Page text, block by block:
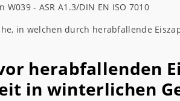
- ASR A1.3/DIN EN ISO 7010
in welchen durch herabfallende
herabfallenden
in winterlichen